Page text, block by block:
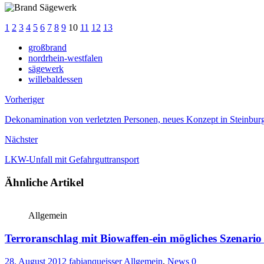
1 2 3 4 5 6 7 8 9 10 11 12 13
großbrand
nordrhein-westfalen
sägewerk
willebaldessen
Vorheriger
Dekonamination von verletzten Personen, neues Konzept in
Nächster
LKW-Unfall mit Gefahrguttransport
Ähnliche Artikel
Allgemein
Terroranschlag mit Biowaffen-ein mögliches
28. August 2012 fabianqueisser Allgemein, News 0